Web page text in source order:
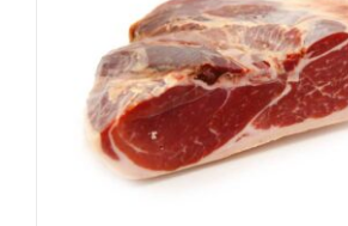
variantes.
Las
opciones
se
pueden
elegir